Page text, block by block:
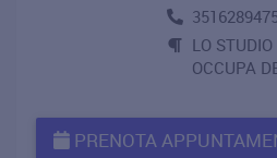
LO
OCCUPA
PRENOTA